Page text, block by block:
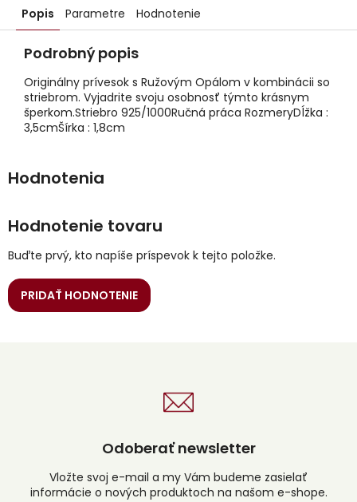
Popis Parametre Hodnotenie
Podrobný popis
Originálny prívesok s Ružovým Opálom v kombinácii so
striebrom. Vyjadrite svoju osobnosť týmto krásnym
šperkom.Striebro 925/1000Ručná práca RozmeryDĺžka :
3,5cmŠírka : 1,8cm
Hodnotenie tovaru
Buďte prvý, kto napíše príspevok k tejto položke.
PRIDAŤ HODNOTENIE
Odoberať newsletter
Vložte svoj e-mail a my Vám budeme zasielať
informácie o nových produktoch na našom e-shope.